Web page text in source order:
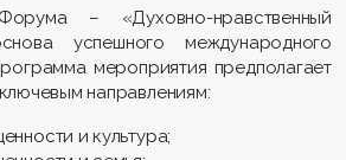
– «Духовно-нравственный
успешного международного
мероприятия предполагает
направлениям:
и культура;